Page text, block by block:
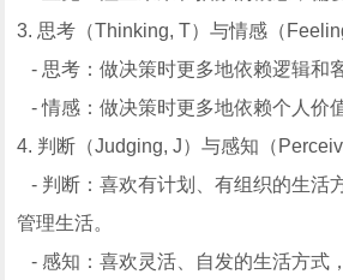
3. 思考（Thinking, T）与情感（
- 思考：做决策时更多地依赖逻辑和
- 情感：做决策时更多地依赖个人价
4. 判断（Judging, J）与感知（
- 判断：喜欢有计划、有组织的生活
管理生活。
- 感知：喜欢灵活、自发的生活方式